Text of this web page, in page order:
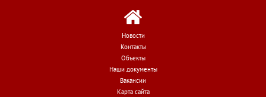
Новости
Контакты
Объекты
Наши документы
Вакансии
Карта сайта